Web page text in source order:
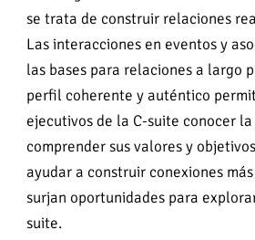
se trata de construir relaciones
Las interacciones en eventos y
las bases para relaciones a largo
perfil coherente y auténtico
ejecutivos de la C-suite conocer
comprender sus valores y
ayudar a construir conexiones
surjan oportunidades para
suite.